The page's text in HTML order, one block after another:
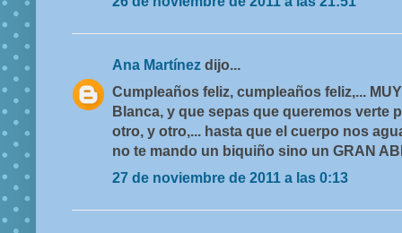
Ana Martínez dijo...
Cumpleaños feliz, cumpleaños feliz,...
Blanca, y que sepas que queremos verte
otro, y otro,... hasta que el cuerpo nos
no te mando un biquiño sino un GRAN
27 de noviembre de 2011 a las 0:13